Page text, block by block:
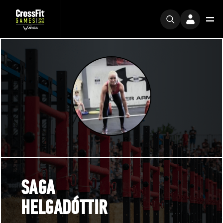
SAGA
HELGADÓTTIR